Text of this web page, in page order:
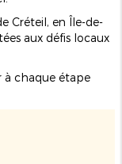
Créteil, en Île-de-
aux défis locaux
à chaque étape